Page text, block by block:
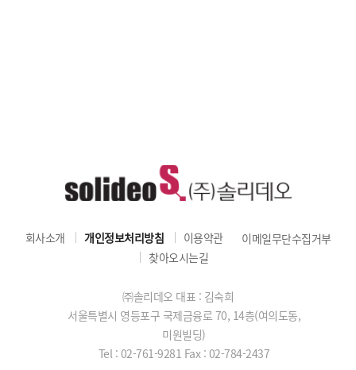
회사소개 개인정보처리방침 이용약관
이메일무단수집거부
찾아오시는길
㈜솔리데오 대표 : 김숙희
서울특별시 영등포구 국제금융로 70, 14층(여의도동,
미원빌딩)
Tel : 02-761-9281 Fax : 02-784-2437